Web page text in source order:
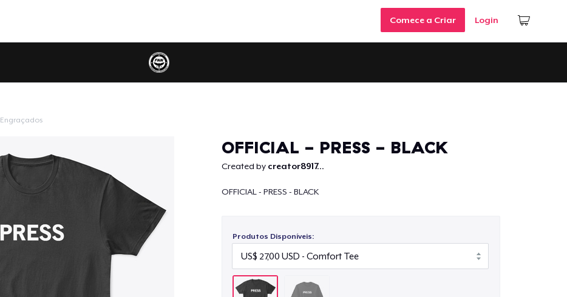
Comece a Criar Login
Engraçados
OFFICIAL - PRESS - BLACK
Created by creator8917...
OFFICIAL - PRESS - BLACK
Produtos Disponíveis: